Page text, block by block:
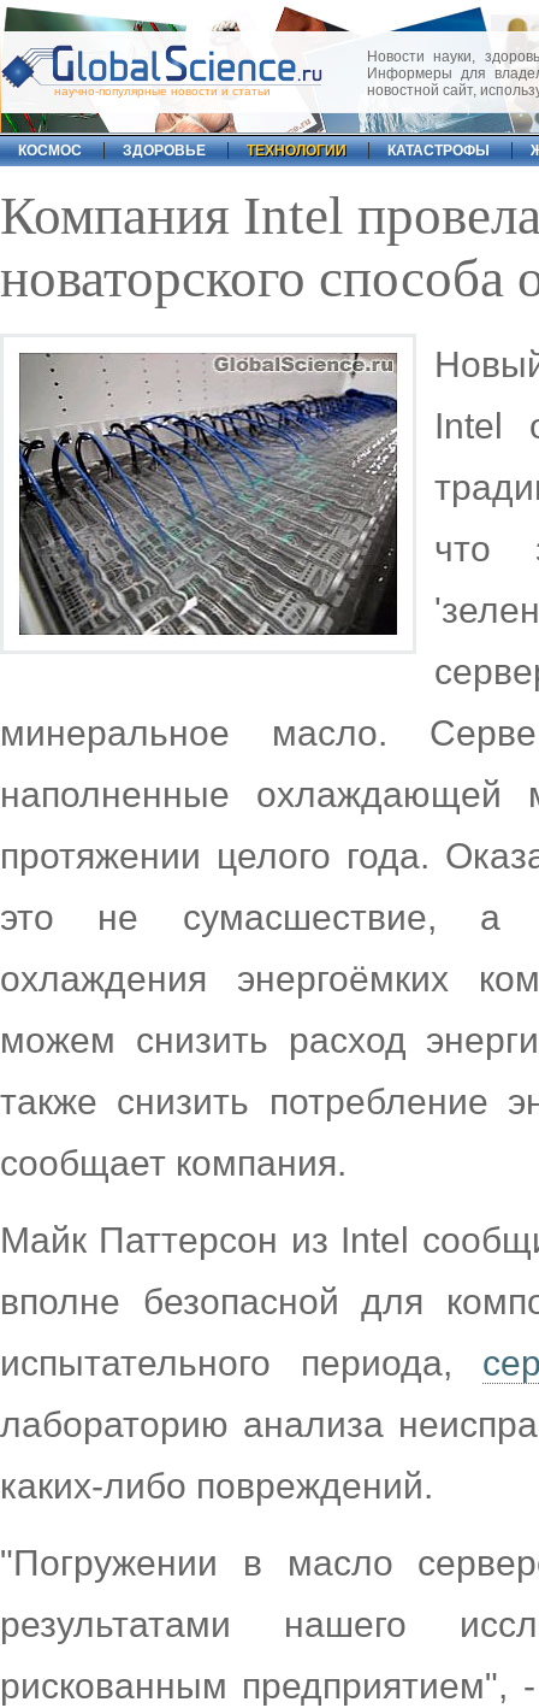
научно-популярные новости и статьи
Новости науки,
Информеры для
новостной сайт,
КОСМОС ЗДОРОВЬЕ ТЕХНОЛОГИИ КАТАСТРОФЫ
Компания Intel
новаторского способа
Intel
что
минеральное масло.
наполненные охлаждающей
протяжении целого года.
это не сумасшествие, а
охлаждения энергоёмких
можем снизить расход
также снизить потребление
сообщает компания.
Майк Паттерсон из Intel
вполне безопасной для
испытательного периода,
лабораторию анализа
каких-либо повреждений.
"Погружении в масло
результатами нашего
рискованным предприятием",